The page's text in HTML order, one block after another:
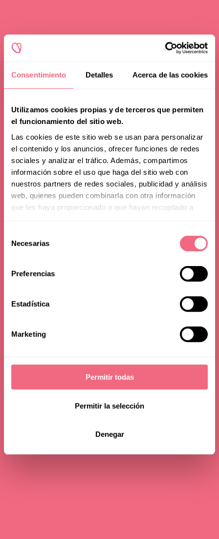
Consentimiento Detalles Acerca de las cookies
Utilizamos cookies propias y de terceros que permiten
el funcionamiento del sitio web.
Las cookies de este sitio web se usan para personalizar
el contenido y los anuncios, ofrecer funciones de redes
sociales y analizar el tráfico. Además, compartimos
información sobre el uso que haga del sitio web con
nuestros partners de redes sociales, publicidad y análisis
web, quienes pueden combinarla con otra información
que les haya proporcionado o que hayan recopilado a
Necesarias
Preferencias
Estadística
Marketing
Permitir todas
Permitir la selección
Denegar
News
Acupuncture in facial
feminization recovery